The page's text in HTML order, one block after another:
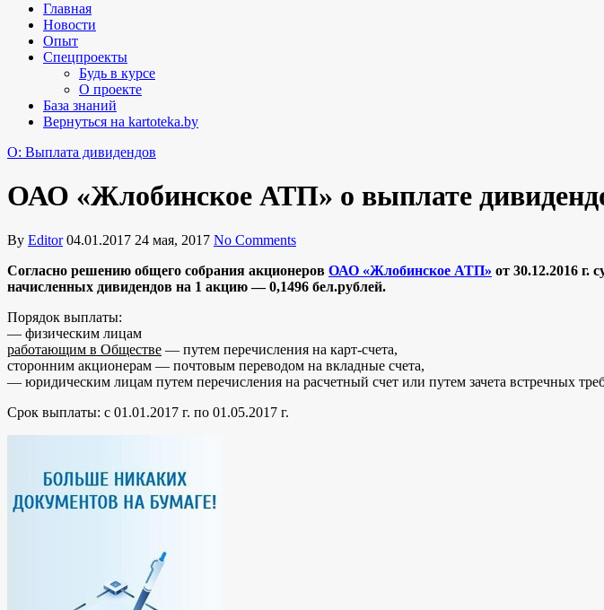
Главная
Новости
Опыт
Спецпроекты
Будь в курсе
О проекте
База знаний
Вернуться на kartoteka.by
O: Выплата дивидендов
ОАО «Жлобинское АТП» о выплате
By Editor 04.01.2017 24 мая, 2017 No Comments
Согласно решению общего собрания акционеров ОАО «Жлобинское АТП» от 30.12.2016 г.
начисленных дивидендов на 1 акцию — 0,1496 бел.рублей.
Порядок выплаты:
— физическим лицам
работающим в Обществе — путем перечисления на карт-счета,
сторонним акционерам — почтовым переводом на вкладные счета,
— юридическим лицам путем перечисления на расчетный счет или путем зачета встречных
Срок выплаты: с 01.01.2017 г. по 01.05.2017 г.